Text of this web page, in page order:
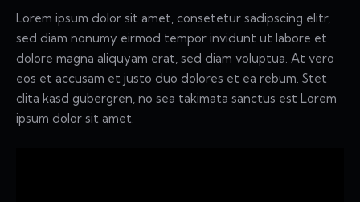
Lorem ipsum dolor sit amet, consetetur sadipscing elitr,
sed diam nonumy eirmod tempor invidunt ut labore et
dolore magna aliquyam erat, sed diam voluptua. At vero
eos et accusam et justo duo dolores et ea rebum. Stet
clita kasd gubergren, no sea takimata sanctus est Lorem
ipsum dolor sit amet.